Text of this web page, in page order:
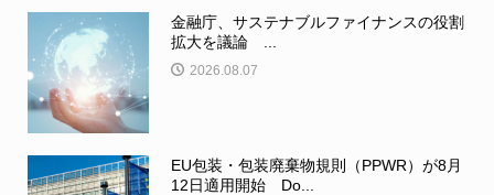
金融庁、サステナブルファイナンスの役割
拡大を議論 ...
2026.08.07
EU包装・包装廃棄物規則（PPWR）が8月
12日適用開始 Do...